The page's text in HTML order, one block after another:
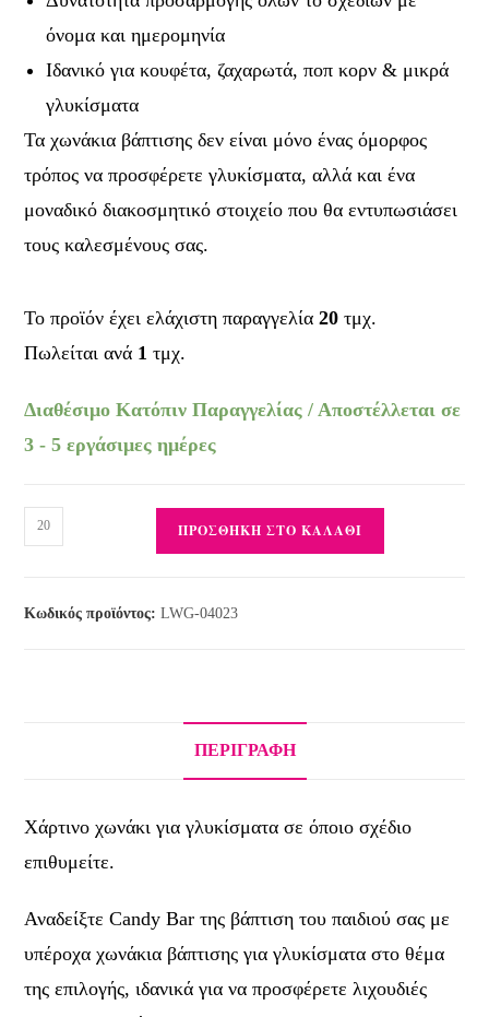
όνομα και ημερομηνία
Ιδανικό για κουφέτα, ζαχαρωτά, ποπ κορν & μικρά
γλυκίσματα
Τα χωνάκια βάπτισης δεν είναι μόνο ένας όμορφος
τρόπος να προσφέρετε γλυκίσματα, αλλά και ένα
μοναδικό διακοσμητικό στοιχείο που θα εντυπωσιάσει
τους καλεσμένους σας.
Διαθέσιμο Κατόπιν Παραγγελίας / Αποστέλλεται σε
3 - 5 εργάσιμες ημέρες
ΠΡΟΣΘΉΚΗ ΣΤΟ ΚΑΛΆΘΙ
Κωδικός προϊόντος:LWG-04023
Το προϊόν έχει ελάχιστη παραγγελία20 τμχ.
Πωλείται ανά 1 τμχ.
ΠΕΡΙΓΡΑΦΉ
Χάρτινο χωνάκι για γλυκίσματα σε όποιο σχέδιο
επιθυμείτε.
Αναδείξτε Candy Bar της βάπτιση του παιδιού σας με
υπέροχα χωνάκια βάπτισης για γλυκίσματα στο θέμα
της επιλογής, ιδανικά για να προσφέρετε λιχουδιές